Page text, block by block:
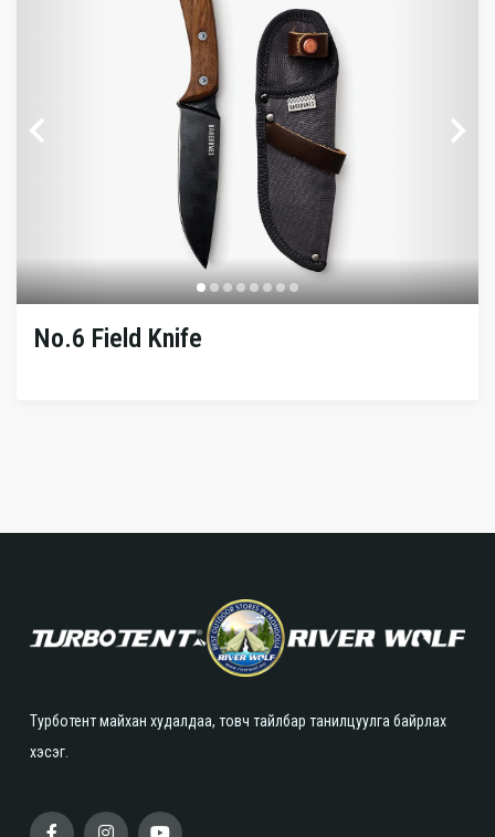
No.6 Field Knife
Турботент майхан худалдаа, товч тайлбар танилцуулга байрлах
хэсэг.